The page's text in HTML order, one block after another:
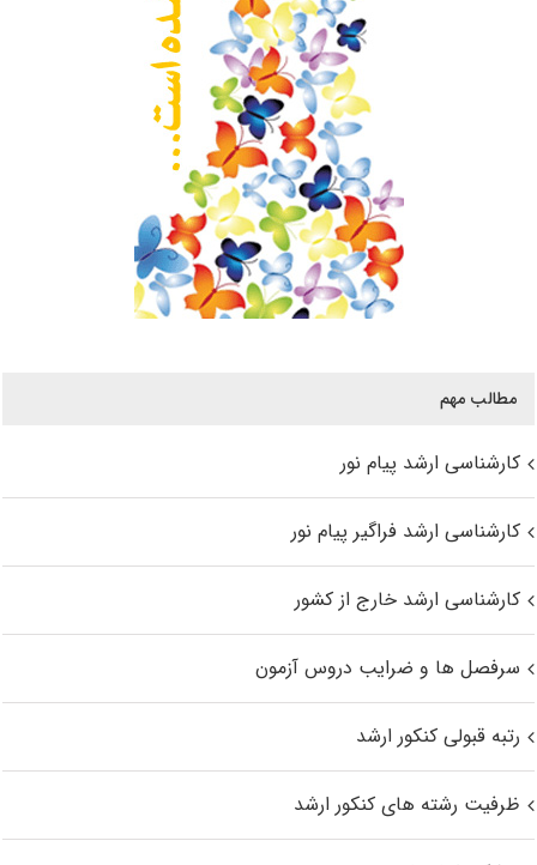
مطالب مهم
کارشناسی ارشد پیام نور
کارشناسی ارشد فراگیر پیام نور
کارشناسی ارشد خارج از کشور
سرفصل ها و ضرایب دروس آزمون
رتبه قبولی کنکور ارشد
ظرفیت رشته های کنکور ارشد